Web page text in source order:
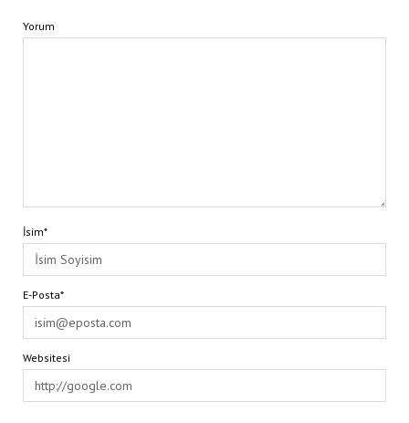
Yorum
İsim*
E-Posta*
Websitesi